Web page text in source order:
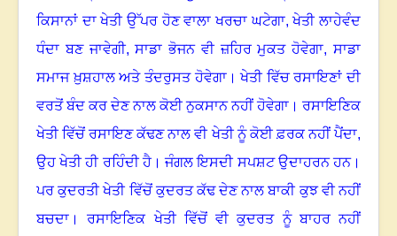
ਕਿਸਾਨਾਂ ਦਾ ਖੇਤੀ ਉੱਪਰ ਹੋਣ ਵਾਲਾ ਖਰਚਾ ਘਟੇਗਾ,ਖੇਤੀ ਲਾਹੇਵੰਦ
ਧੰਦਾ ਬਣ ਜਾਵੇਗੀ,ਸਾਡਾ ਭੋਜਨ ਵੀ ਜ਼ਹਿਰ ਮੁਕਤ ਹੋਵੇਗਾ,ਸਾਡਾ
ਸਮਾਜ ਖ਼ੁਸ਼ਹਾਲ ਅਤੇ ਤੰਦਰੁਸਤ ਹੋਵੇਗਾ।ਖੇਤੀ ਵਿੱਚ ਰਸਾਇਣਾਂ ਦੀ
ਵਰਤੋਂ ਬੰਦ ਕਰ ਦੇਣ ਨਾਲ ਕੋਈ ਨੁਕਸਾਨ ਨਹੀਂ ਹੋਵੇਗਾ । ਰਸਾਇਣਿਕ
ਖੇਤੀ ਵਿੱਚੋਂ ਰਸਾਇਣ ਕੱਢਣ ਨਾਲ ਵੀ ਖੇਤੀ ਨੂੰ ਕੋਈ ਫ਼ਰਕ ਨਹੀਂ ਪੈਂਦਾ,
ਉਹ ਖੇਤੀ ਹੀ ਰਹਿੰਦੀ ਹੈ। ਜੰਗਲ ਇਸਦੀ ਸਪਸ਼ਟ ਉਦਾਹਰਨ ਹਨ।
ਪਰ ਕੁਦਰਤੀ ਖੇਤੀ ਵਿੱਚੋਂ ਕੁਦਰਤ ਕੱਢ ਦੇਣ ਨਾਲ ਬਾਕੀ ਕੁਝ ਵੀ ਨਹੀਂ
ਬਚਦਾ। ਰਸਾਇਣਿਕ ਖੇਤੀ ਵਿੱਚੋਂ ਵੀ ਕੁਦਰਤ ਨੂੰ ਬਾਹਰ ਨਹੀਂ